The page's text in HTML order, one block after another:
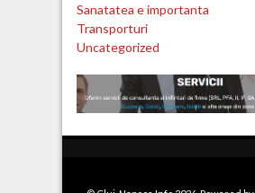
Sanatatea e importanta
Transporturi
Uncategorized